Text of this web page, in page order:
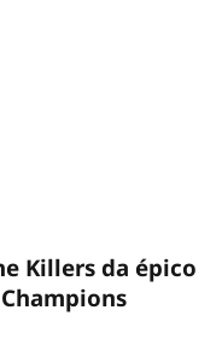
Killers da épico